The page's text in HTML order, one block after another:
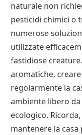
naturale non
pesticidi chimici o
numerose
utilizzate
fastidiose
aromatiche,
regolarmente la
ambiente libero
ecologico.
mantenere la